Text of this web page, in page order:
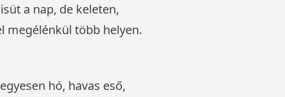
a nap, de keleten,
megélénkül több helyen.
hó, havas eső,